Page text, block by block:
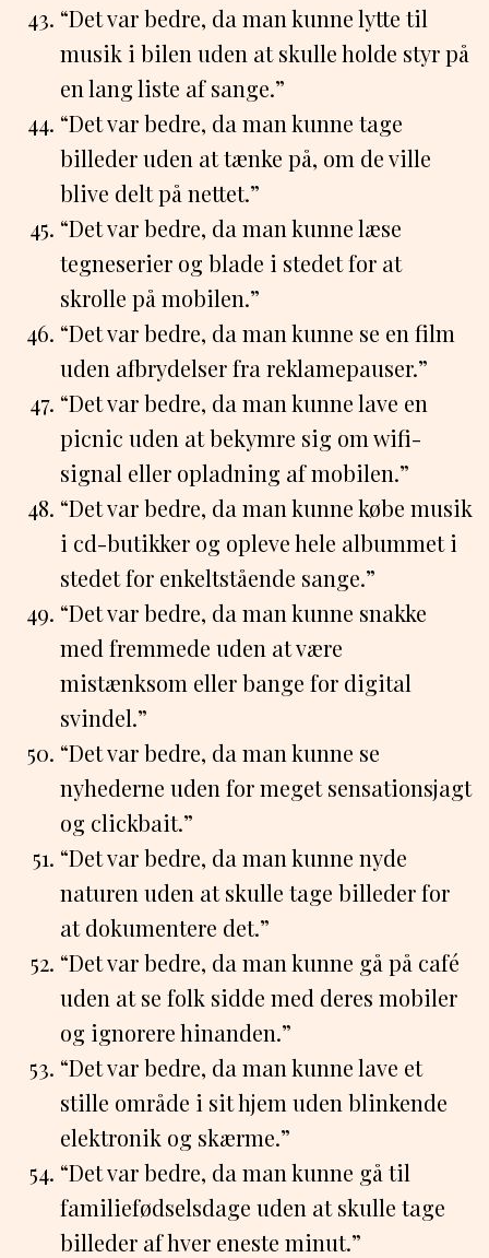
“Det var bedre, da man kunne lytte til
musik i bilen uden at skulle holde styr på
en lang liste af sange.”
“Det var bedre, da man kunne tage
billeder uden at tænke på, om de ville
blive delt på nettet.”
“Det var bedre, da man kunne læse
tegneserier og blade i stedet for at
skrolle på mobilen.”
“Det var bedre, da man kunne se en film
uden afbrydelser fra reklamepauser.”
“Det var bedre, da man kunne lave en
picnic uden at bekymre sig om wifi-
signal eller opladning af mobilen.”
“Det var bedre, da man kunne købe musik
i cd-butikker og opleve hele albummet i
stedet for enkeltstående sange.”
“Det var bedre, da man kunne snakke
med fremmede uden at være
mistænksom eller bange for digital
svindel.”
“Det var bedre, da man kunne se
nyhederne uden for meget sensationsjagt
og clickbait.”
“Det var bedre, da man kunne nyde
naturen uden at skulle tage billeder for
at dokumentere det.”
“Det var bedre, da man kunne gå på café
uden at se folk sidde med deres mobiler
og ignorere hinanden.”
“Det var bedre, da man kunne lave et
stille område i sit hjem uden blinkende
elektronik og skærme.”
“Det var bedre, da man kunne gå til
familiefødselsdage uden at skulle tage
billeder af hver eneste minut.”